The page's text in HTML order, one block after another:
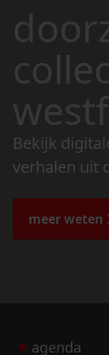
Bekijk
verhalen uit
de
meer weten
agenda